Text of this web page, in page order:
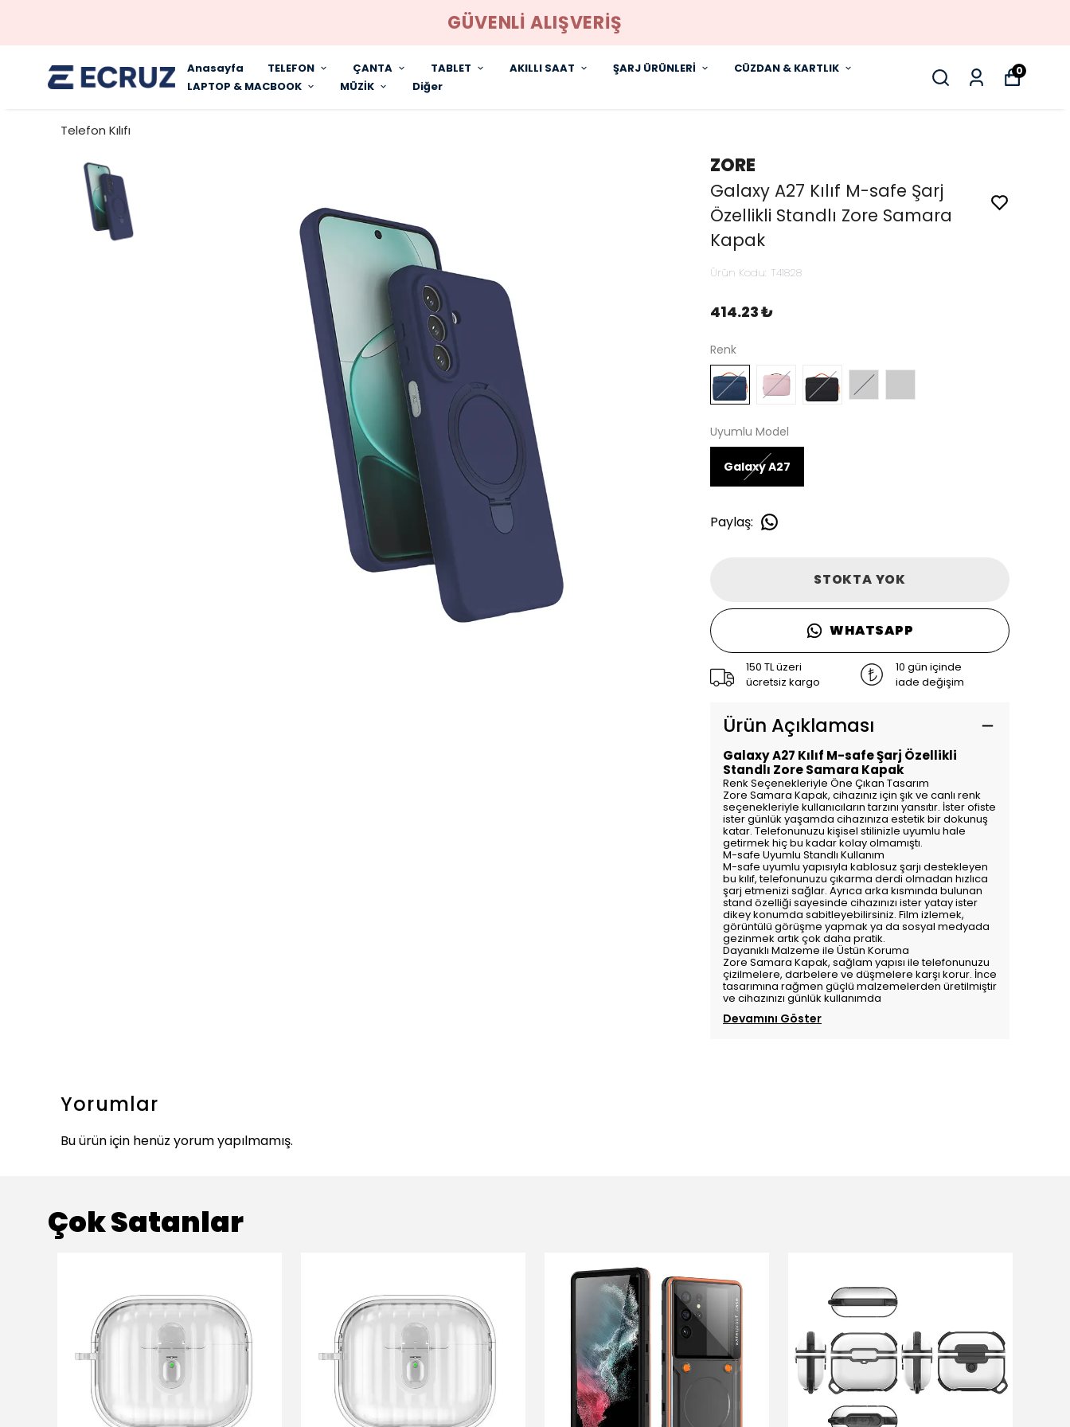
GÜVENLİ ALIŞVERİŞ
Anasayfa TELEFON ÇANTA TABLET AKILLI SAAT ŞARJ ÜRÜNLERİ
CÜZDAN & KARTLIK
LAPTOP & MACBOOK
MÜZİK Diğer
0
Telefon Kılıfı
ZORE
Galaxy A27 Kılıf M-safe Şarj
Özellikli Standlı Zore Samara
Kapak
Ürün Kodu: T41828
414.23 ₺
Renk
Uyumlu Model
Galaxy A27
Paylaş:
STOKTA YOK
WHATSAPP
150 TL üzeri
ücretsiz kargo
10 gün içinde
iade değişim
Ürün Açıklaması
Galaxy A27 Kılıf M-safe Şarj Özellikli
Standlı Zore Samara Kapak
Renk Seçenekleriyle Öne Çıkan Tasarım
Zore Samara Kapak, cihazınız için şık ve canlı renk
seçenekleriyle kullanıcıların tarzını yansıtır. İster ofiste
ister günlük yaşamda cihazınıza estetik bir dokunuş
katar. Telefonunuzu kişisel stilinizle uyumlu hale
getirmek hiç bu kadar kolay olmamıştı.
M-safe Uyumlu Standlı Kullanım
M-safe uyumlu yapısıyla kablosuz şarjı destekleyen
bu kılıf, telefonunuzu çıkarma derdi olmadan hızlıca
şarj etmenizi sağlar. Ayrıca arka kısmında bulunan
stand özelliği sayesinde cihazınızı ister yatay ister
dikey konumda sabitleyebilirsiniz. Film izlemek,
görüntülü görüşme yapmak ya da sosyal medyada
gezinmek artık çok daha pratik.
Dayanıklı Malzeme ile Üstün Koruma
Zore Samara Kapak, sağlam yapısı ile telefonunuzu
çizilmelere, darbelere ve düşmelere karşı korur. İnce
tasarımına rağmen güçlü malzemelerden üretilmiştir
ve cihazınızı günlük kullanımda
Devamını Göster
Yorumlar
Bu ürün için henüz yorum yapılmamış.
Çok Satanlar